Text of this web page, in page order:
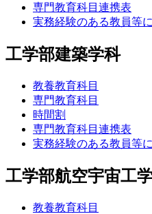
専門教育科目連携表
実務経験のある教員等
工学部建築学科
教養教育科目
専門教育科目
時間割
専門教育科目連携表
実務経験のある教員等
工学部航空宇宙工
教養教育科目